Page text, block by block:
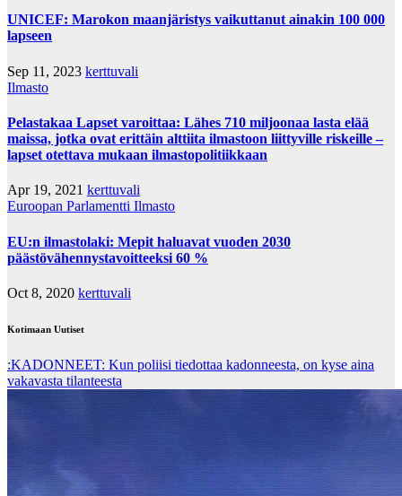
UNICEF: Marokon maanjäristys vaikuttanut ainakin 100 000
lapseen
Sep 11, 2023 kerttuvali
Ilmasto
Pelastakaa Lapset varoittaa: Lähes 710 miljoonaa lasta elää
maissa, jotka ovat erittäin alttiita ilmastoon liittyville riskeille –
lapset otettava mukaan ilmastopolitiikkaan
Apr 19, 2021 kerttuvali
Euroopan Parlamentti Ilmasto
EU:n ilmastolaki: Mepit haluavat vuoden 2030
päästövähennystavoitteeksi 60 %
Oct 8, 2020 kerttuvali
Kotimaan Uutiset
:KADONNEET: Kun poliisi tiedottaa kadonneesta, on kyse aina
vakavasta tilanteesta